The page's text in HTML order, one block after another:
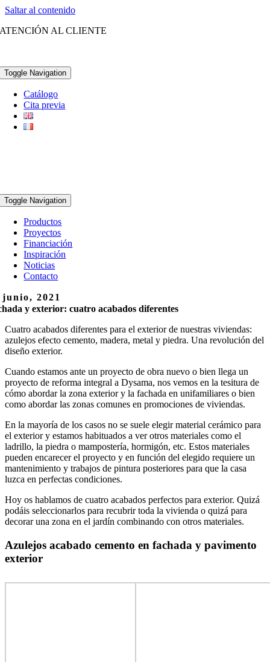
Saltar al contenido
ATENCIÓN AL CLIENTE
Toggle Navigation
Catálogo
Cita previa
Toggle Navigation
Productos
Proyectos
Financiación
Inspiración
Noticias
Contacto
junio, 2021
y exterior: cuatro acabados diferentes
Cuatro acabados diferentes para el exterior de nuestras viviendas:
azulejos efecto cemento, madera, metal y piedra. Una revolución del
diseño exterior.
Cuando estamos ante un proyecto de obra nuevo o bien llega un
proyecto de reforma integral a Dysama, nos vemos en la tesitura de
cómo abordar la zona exterior y la fachada en unifamiliares o bien
como abordar las zonas comunes en promociones de viviendas.
En la mayoría de los casos no se suele elegir material cerámico para
el exterior y estamos habituados a ver otros materiales como el
ladrillo, la piedra o mampostería, hormigón, etc. Estos materiales
pueden encarecer el proyecto y en función del elegido requiere un
mantenimiento y trabajos de pintura posteriores para que la casa
luzca en perfectas condiciones.
Hoy os hablamos de cuatro acabados perfectos para exterior. Quizá
podáis seleccionarlos para recubrir toda la vivienda o quizá para
decorar una zona en el jardín combinando con otros materiales.
Azulejos acabado cemento en fachada y pavimento
exterior